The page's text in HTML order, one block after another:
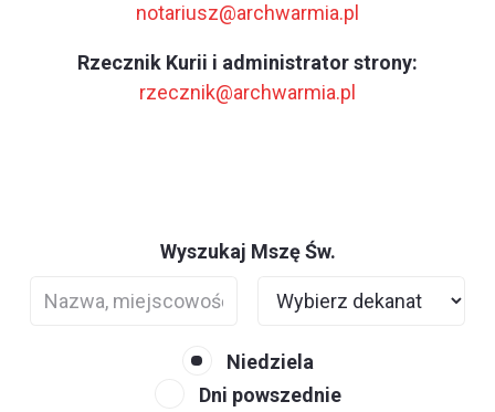
notariusz@archwarmia.pl
Rzecznik Kurii i administrator strony:
rzecznik@archwarmia.pl
Wyszukaj Mszę Św.
Niedziela
Dni powszednie